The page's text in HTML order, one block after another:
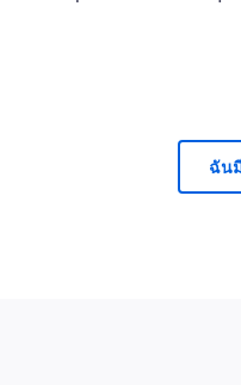
ฉัน